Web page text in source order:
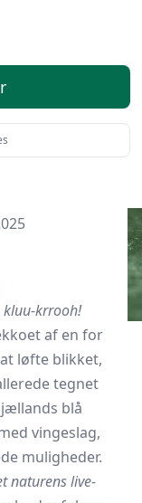
på
kluu-krrooh!
af en for
løfte blikket,
tegnet
blå
vingeslag,
muligheder.
naturens live-